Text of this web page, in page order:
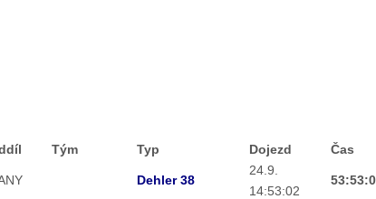
Tým Typ Dojezd Čas
Dehler 38
24.9.
14:53:02